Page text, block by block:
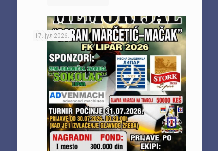
17. јул 2026.